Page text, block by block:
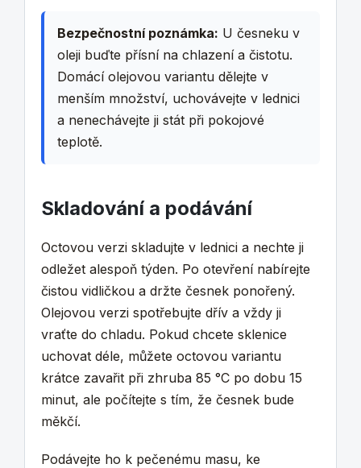
Bezpečnostní poznámka: U česneku v
oleji buďte přísní na chlazení a čistotu.
Domácí olejovou variantu dělejte v
menším množství, uchovávejte v lednici
a nenechávejte ji stát při pokojové
teplotě.
Skladování a podávání
Octovou verzi skladujte v lednici a nechte ji
odležet alespoň týden. Po otevření nabírejte
čistou vidličkou a držte česnek ponořený.
Olejovou verzi spotřebujte dřív a vždy ji
vraťte do chladu. Pokud chcete sklenice
uchovat déle, můžete octovou variantu
krátce zavařit při zhruba 85 °C po dobu 15
minut, ale počítejte s tím, že česnek bude
měkčí.
Podávejte ho k pečenému masu, ke